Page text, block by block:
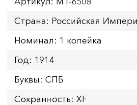
Страна: Российская
Номинал: 1 копейка
Год: 1914
Буквы: СПБ
Сохранность: XF